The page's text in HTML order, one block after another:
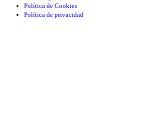
Política de Cookies
Política de privacidad